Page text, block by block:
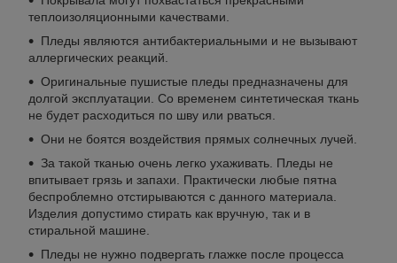
теплоизоляционными качествами.
Пледы являются антибактериальными и не вызывают
аллергических реакций.
Оригинальные пушистые пледы предназначены для
долгой эксплуатации. Со временем синтетическая ткань
не будет расходиться по шву или рваться.
Они не боятся воздействия прямых солнечных лучей.
За такой тканью очень легко ухаживать. Пледы не
впитывает грязь и запахи. Практически любые пятна
беспроблемно отстирываются с данного материала.
Изделия допустимо стирать как вручную, так и в
стиральной машине.
Пледы не нужно подвергать глажке после процесса